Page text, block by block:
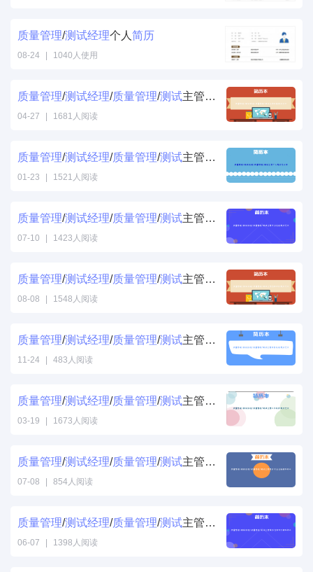
质量管理/测试经理个人 简历
08-24 1040人使用
质量管理/测试经理/质量管理/测试主管完整简历范文
04-27 1681人阅读
质量管理/测试经理/质量管理/测试主管个人简历怎么写
01-23 1521人阅读
质量管理/测试经理/质量管理/测试主管专业技能简历范文
07-10 1423人阅读
质量管理/测试经理/质量管理/测试主管自我评价简历范文
08-08 1548人阅读
质量管理/测试经理/质量管理/测试主管项目经验简历范文
11-24 483人阅读
质量管理/测试经理/质量管理/测试主管工作经历简历范文
03-19 1673人阅读
质量管理/测试经理/质量管理/测试主管简历专业技能填写样本
07-08 854人阅读
质量管理/测试经理/质量管理/测试主管简历自我评价填写样本
06-07 1398人阅读